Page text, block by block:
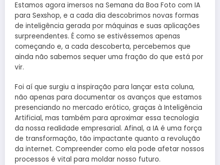
Estamos agora imersos na Semana da Boa Foto com IA
para Sexshop, e a cada dia descobrimos novas formas
de inteligência gerada por máquinas e suas aplicações
surpreendentes. É como se estivéssemos apenas
começando e, a cada descoberta, percebemos que
ainda não sabemos sequer uma fração do que está por
vir.
Foi aí que surgiu a inspiração para lançar esta coluna,
não apenas para documentar os avanços que estamos
presenciando no mercado erótico, graças à Inteligência
Artificial, mas também para aproximar essa tecnologia
da nossa realidade empresarial. Afinal, a IA é uma força
de transformação, tão impactante quanto a revolução
da internet. Compreender como ela pode afetar nossos
processos é vital para moldar nosso futuro.